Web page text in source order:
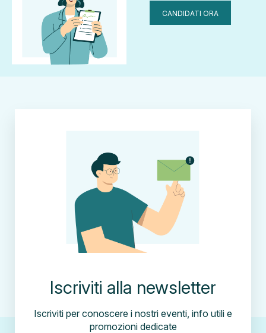
CANDIDATI ORA
Iscriviti alla newsletter
Iscriviti per conoscere i nostri eventi, info utili e
promozioni dedicate